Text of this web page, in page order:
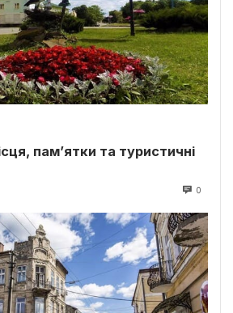
пам’ятки та туристичні
0